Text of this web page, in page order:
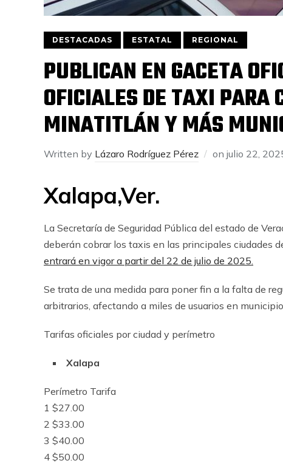
DESTACADAS ESTATAL REGIONAL
PUBLICAN EN GACETA
OFICIALES DE TAXI PARA
MINATITLÁN Y MÁS
Written by Lázaro Rodríguez Pérez on julio 22,
Xalapa,Ver.
La Secretaría de Seguridad Pública del estado de
deberán cobrar los taxis en las principales ciudades
entrará en vigor a partir del 22 de julio de 2025.
Se trata de una medida para poner fin a la falta de
arbitrarios, afectando a miles de usuarios en
Tarifas oficiales por ciudad y perímetro
Xalapa
Perímetro Tarifa
1 $27.00
2 $33.00
3 $40.00
4 $50.00